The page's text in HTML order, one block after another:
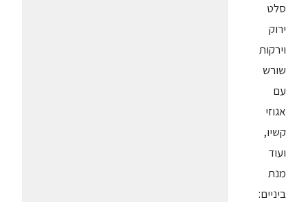
סלט
ירוק
וירקות
שורש
עם
אגוזי
קשיו,
ועוד
מנת
ביניים: